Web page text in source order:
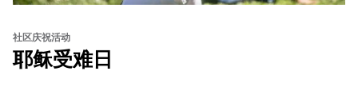
社区庆祝活动
耶稣受难日